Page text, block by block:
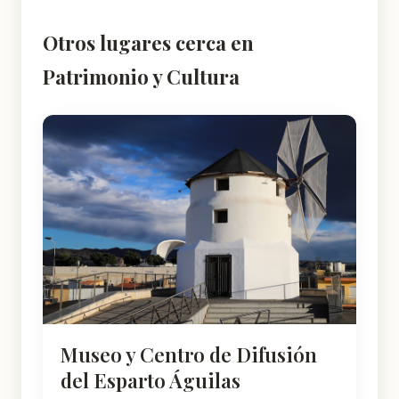
Otros lugares cerca en
Patrimonio y Cultura
Museo y Centro de Difusión
del Esparto Águilas